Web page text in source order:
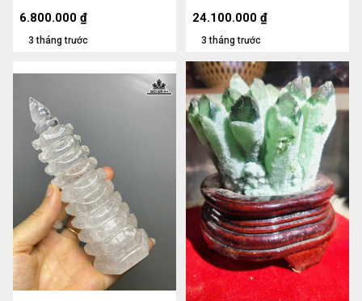
3 tháng trước
6.800.000 ₫
3 tháng trước
24.100.000 ₫